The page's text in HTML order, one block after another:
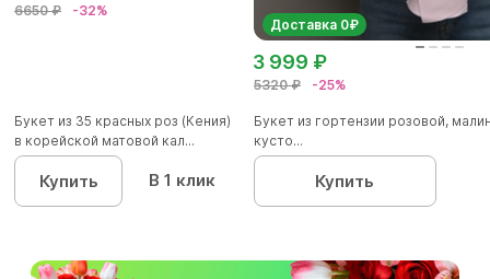
6650 ₽ -32%
Букет из 35 красных роз (Кения)
в корейской матовой кал...
Купить В 1 клик
Доставка 0₽
5320 ₽ -25%
3 999 ₽
Букет из гортензии розовой,
кусто...
Купить